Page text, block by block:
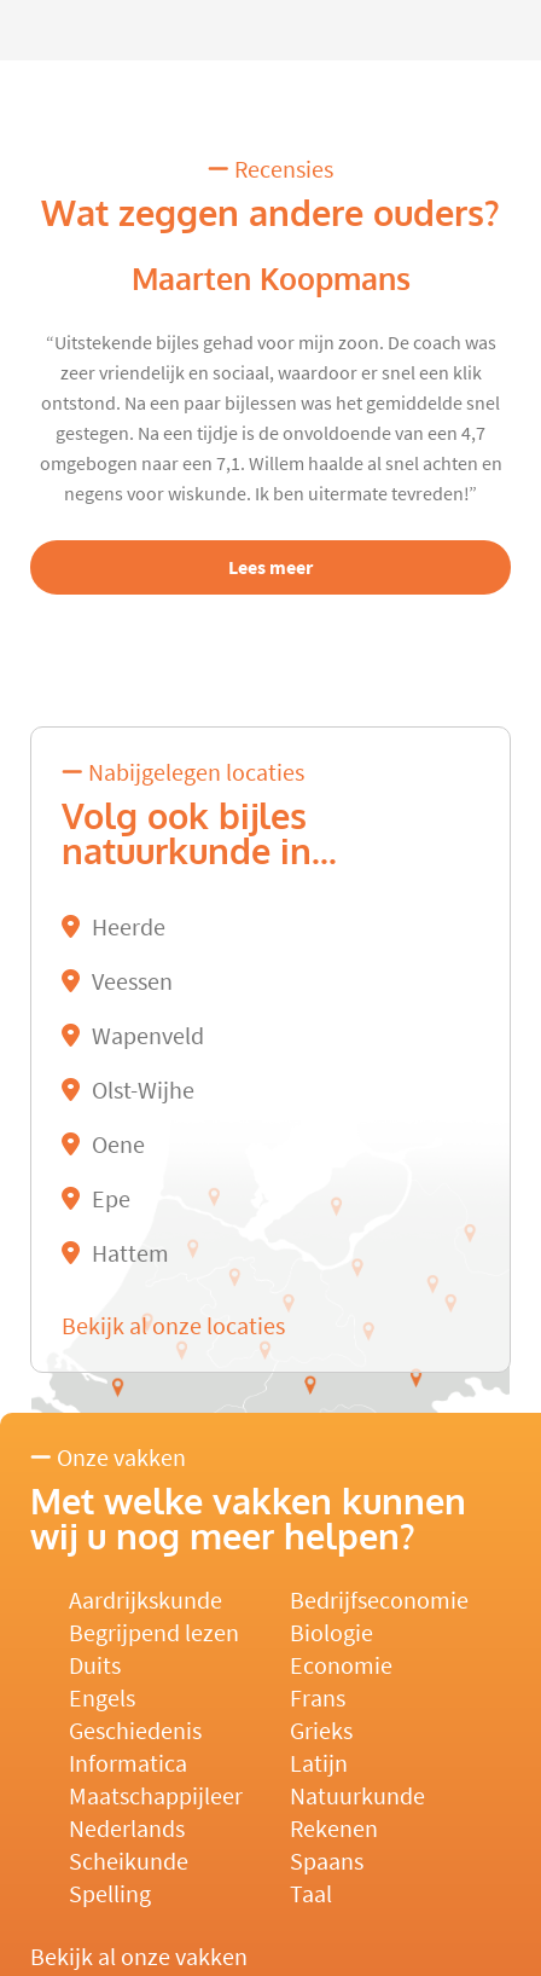
Recensies
Wat zeggen andere ouders?
Maarten Koopmans
“Uitstekende bijles gehad voor mijn zoon. De coach was
zeer vriendelijk en sociaal, waardoor er snel een klik
ontstond. Na een paar bijlessen was het gemiddelde snel
gestegen. Na een tijdje is de onvoldoende van een 4,7
omgebogen naar een 7,1. Willem haalde al snel achten en
negens voor wiskunde. Ik ben uitermate tevreden!”
Lees meer
Nabijgelegen locaties
Volg ook bijles
natuurkunde in...
Heerde
Veessen
Wapenveld
Olst-Wijhe
Oene
Epe
Hattem
Bekijk al onze locaties
Onze vakken
Met welke vakken kunnen
wij u nog meer helpen?
Aardrijkskunde
Bedrijfseconomie
Begrijpend lezen
Biologie
Duits
Economie
Engels
Frans
Geschiedenis
Grieks
Informatica
Latijn
Maatschappijleer
Natuurkunde
Nederlands
Rekenen
Scheikunde
Spaans
Spelling
Taal
Bekijk al onze vakken